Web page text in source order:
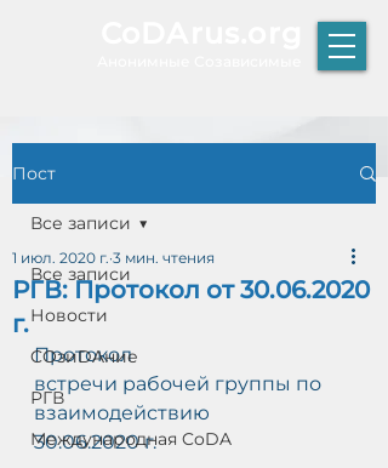
О
Т
ЫТИЕ
Пост
Все записи
Новости
COзиDAние
РГВ
Международная CoDA
Все записи
РГВ: Протокол от 30.06.2020
г.
1 июл. 2020 г. 3 мин. чтения
Протокол
встречи рабочей группы по
взаимодействию
30.06.2020 г.